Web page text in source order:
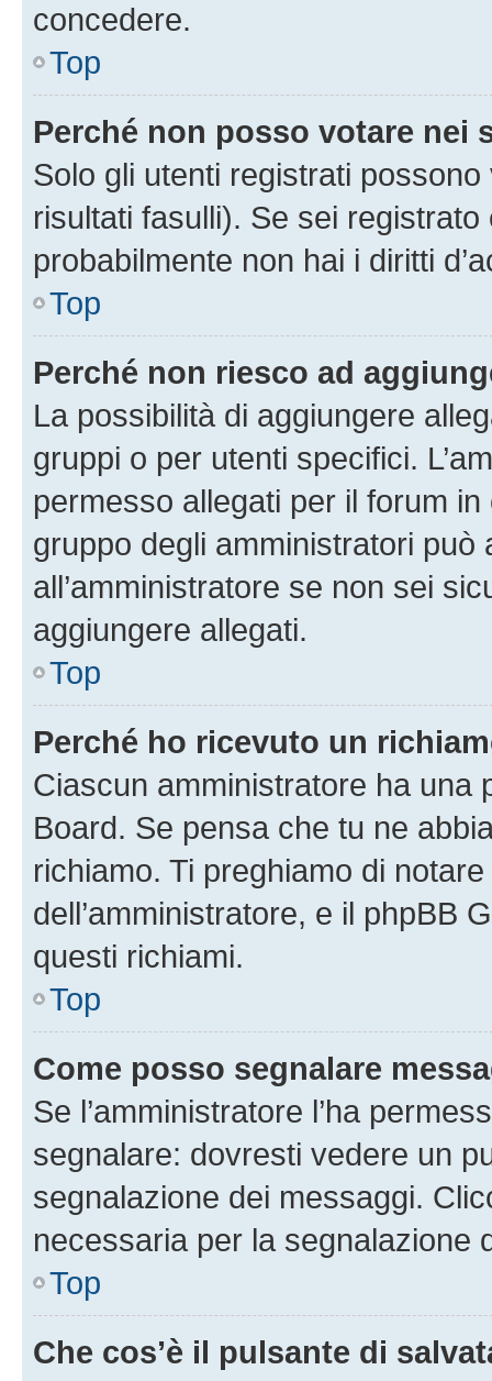
concedere.
Top
Perché non posso votare nei
Solo gli utenti registrati
risultati fasulli). Se sei
probabilmente non hai i diritti
Top
Perché non riesco ad
La possibilità di aggiungere
gruppi o per utenti specifici.
permesso allegati per il forum
gruppo degli amministratori può
all’amministratore se non sei
aggiungere allegati.
Top
Perché ho ricevuto un
Ciascun amministratore ha una
Board. Se pensa che tu ne
richiamo. Ti preghiamo di
dell’amministratore, e il phpBB
questi richiami.
Top
Come posso segnalare
Se l’amministratore l’ha
segnalare: dovresti vedere un
segnalazione dei messaggi.
necessaria per la segnalazione
Top
Che cos’è il pulsante di